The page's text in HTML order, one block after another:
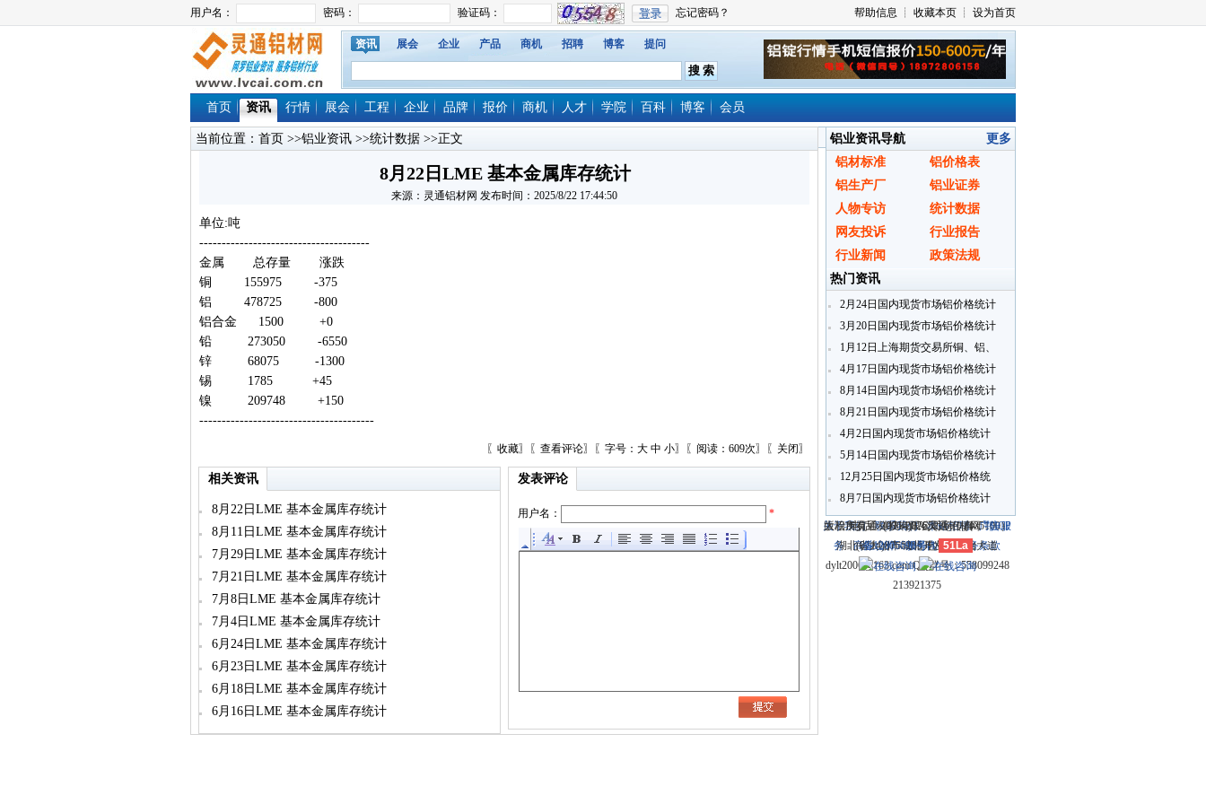
资讯 展会 企业 产品 商机 招聘 博客 提问
首页 资讯 行情 展会 工程 企业 品牌 报价 商机 人才 学院 百科 博客 会员
当前位置： 首页 >>铝业资讯 >>统计数据 >>正文
8月22日LME 基本金属库存统计
来源：灵通铝材网 发布时间：2025/8/22 17:44:50
单位:吨
--------------------------------------
金属 总存量 涨跌
铜 155975 -375
铝 478725 -800
铝合金 1500 +0
铅 273050 -6550
锌 68075 -1300
锡 1785 +45
镍 209748 +150
---------------------------------------
〖 收藏〗〖 查看评论〗〖字号： 大 中 小〗〖阅读：609次〗〖 关闭〗
相关资讯
8月22日LME 基本金属库存统计
8月11日LME 基本金属库存统计
7月29日LME 基本金属库存统计
7月21日LME 基本金属库存统计
7月8日LME 基本金属库存统计
7月4日LME 基本金属库存统计
6月24日LME 基本金属库存统计
6月23日LME 基本金属库存统计
6月18日LME 基本金属库存统计
6月16日LME 基本金属库存统计
发表评论
用户名： *
铝业资讯导航
更多
铝材标准
铝价格表
铝生产厂
铝业证券
人物专访
统计数据
网友投诉
行业报告
行业新闻
政策法规
热门资讯
2月24日国内现货市场铝价格统计
3月20日国内现货市场铝价格统计
1月12日上海期货交易所铜、铝、
铅、锌指定交割仓库期货仓单日报
4月17日国内现货市场铝价格统计
8月14日国内现货市场铝价格统计
8月21日国内现货市场铝价格统计
4月2日国内现货市场铝价格统计
5月14日国内现货市场铝价格统计
12月25日国内现货市场铝价格统
8月7日国内现货市场铝价格统计
关于我们-联系我们-本站招聘-广告服
务- 商业合作-服务内容-服务条款
电话：(0714)8765286 传真：
(0714)8765285 电子邮件：
dylt2006@163.com QQ群号：558099248
213921375
大冶市灵通科技有限公司 @ （435100）
湖北省大冶市城北开发区新冶大道
版权所有 © 2006-2026灵通铝材网鄂ICP
备12005698号-1
51La